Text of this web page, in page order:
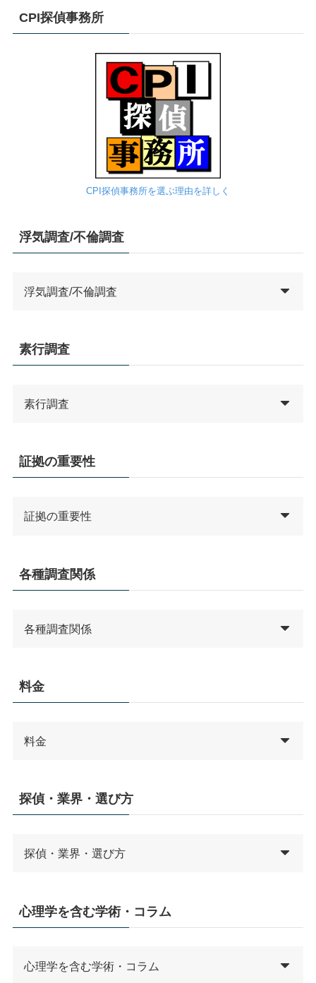
CPI探偵事務所
CPI探偵事務所を選ぶ理由を詳しく
浮気調査/不倫調査
浮気調査/不倫調査
素行調査
素行調査
証拠の重要性
証拠の重要性
各種調査関係
各種調査関係
料金
料金
探偵・業界・選び方
探偵・業界・選び方
心理学を含む学術・コラム
心理学を含む学術・コラム